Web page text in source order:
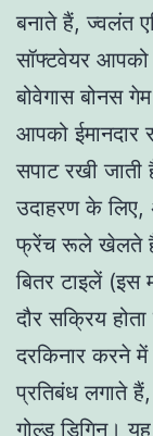
बनाते हैं, ज्वलंत
सॉफ्टवेयर आपको
बोवेगास बोनस
आपको
सपाट रखी जाती
उदाहरण के
फ्रेंच रूले खेलते
बितर टाइलें (इस
दौर सक्रिय
दरकिनार करने
प्रतिबंध लगाते
गोल्ड डिगिन।